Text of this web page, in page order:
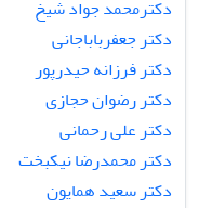
دکترمحمد جواد شیخ
دکتر جعفرباباجانی
دکتر فرزانه حیدرپور
دکتر رضوان حجازی
دکتر علی رحمانی
دکتر محمدرضا نیکبخت
دکتر سعید همایون